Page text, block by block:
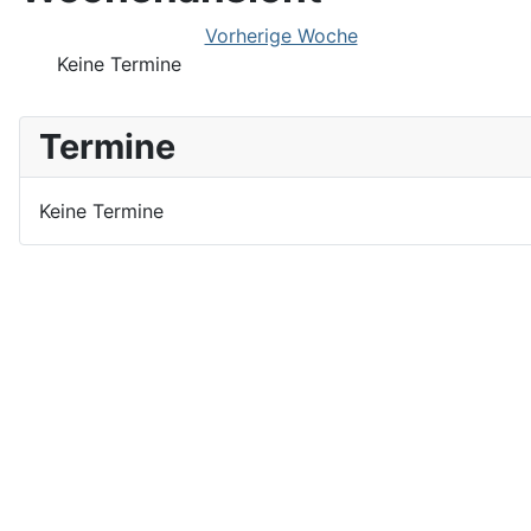
Termine
Keine Termine
Vorherige Woche
Keine Termine